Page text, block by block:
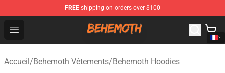
FREE shipping on orders over $100
Open menu
Behemoth Store - Official Behemoth Merchandise Shop
Accueil/Behemoth Vêtements/Behemoth Hoodies